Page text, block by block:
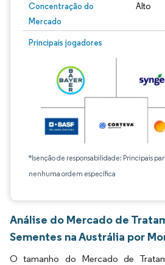
Concentração do
Mercado
Alto
Principais jogadores
*Isenção de responsabilidade: Principais
nenhuma ordem específica
Análise do Mercado de
Sementes na Austrália por
O tamanho do Mercado de